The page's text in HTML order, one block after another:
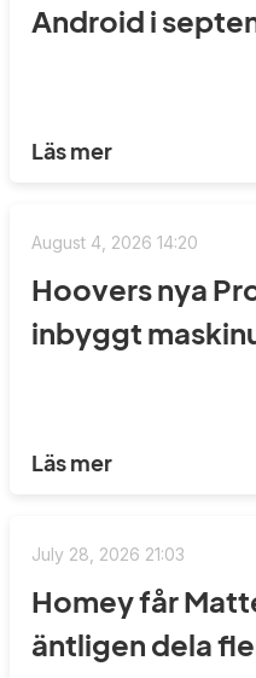
Android i
Läs mer
August 4, 2026 14:20
Hoovers nya
inbyggt
Läs mer
July 28, 2026 21:03
Homey får
äntligen dela